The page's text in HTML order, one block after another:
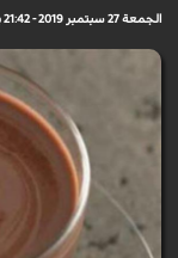
الجمعة 27 سبتمبر 2019 - 21:42 بتوقيت مكة